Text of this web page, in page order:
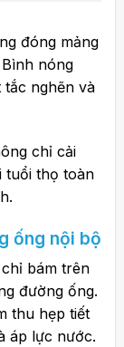
đóng mảng
nóng
nghẽn và
chỉ cải
tuổi thọ toàn
ống nội bộ
bám trên
đường ống.
thu hẹp tiết
áp lực nước.